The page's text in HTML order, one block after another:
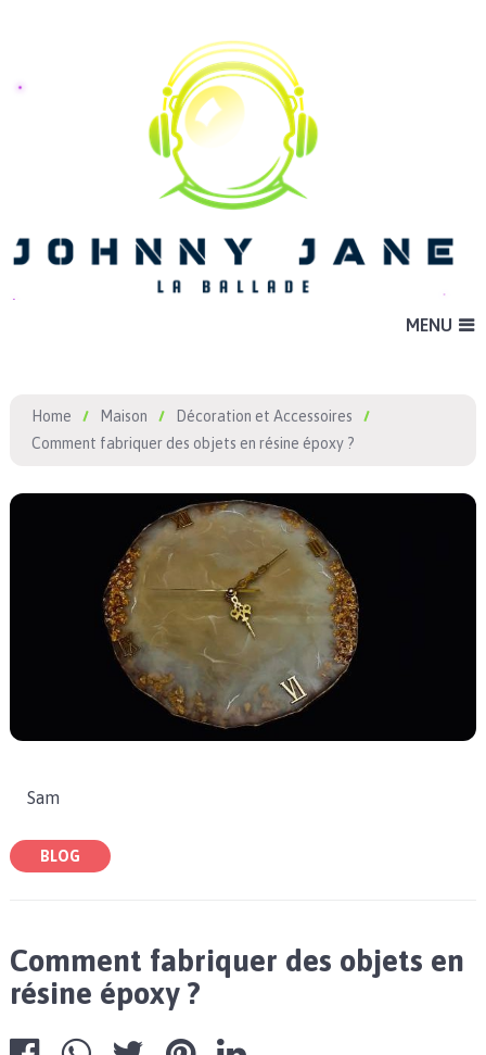
MENU
Home Maison
Décoration et Accessoires
Comment fabriquer des objets en résine époxy ?
Sam
BLOG
Comment fabriquer des objets en
résine époxy ?